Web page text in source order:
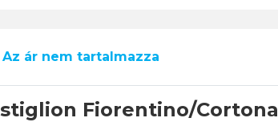
Az ár nem tartalmazza
Fiorentino/Cortona